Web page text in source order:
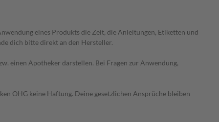
eines Produkts die Zeit, die Anleitungen, Etiketten und
dich bitte direkt an den Hersteller.
einen Apotheker darstellen. Bei Fragen zur Anwendung,
OHG keine Haftung. Deine gesetzlichen Ansprüche bleiben